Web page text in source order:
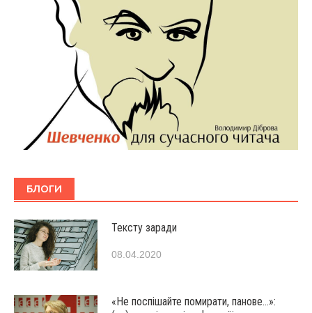
БЛОГИ
Тексту заради
08.04.2020
«Не поспішайте помирати, панове…»: